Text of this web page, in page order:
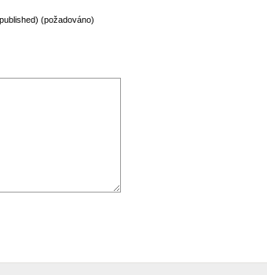
(požadováno)